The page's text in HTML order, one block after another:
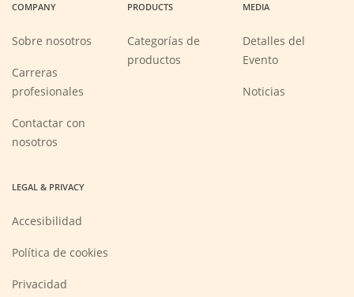
new
window)
new
window)
new
window)
new
window)
COMPANY
Sobre nosotros
Carreras
profesionales
new
Contactar con
nosotros
PRODUCTS
Categorías de
productos
MEDIA
Detalles del
Evento
Noticias
LEGAL & PRIVACY
Accesibilidad
Política de cookies
Privacidad